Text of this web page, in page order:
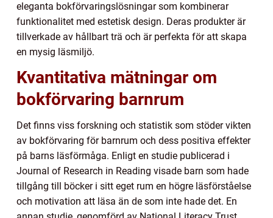
eleganta bokförvaringslösningar som kombinerar
funktionalitet med estetisk design. Deras produkter är
tillverkade av hållbart trä och är perfekta för att skapa
en mysig läsmiljö.
Kvantitativa mätningar om
bokförvaring barnrum
Det finns viss forskning och statistik som stöder vikten
av bokförvaring för barnrum och dess positiva effekter
på barns läsförmåga. Enligt en studie publicerad i
Journal of Research in Reading visade barn som hade
tillgång till böcker i sitt eget rum en högre läsförståelse
och motivation att läsa än de som inte hade det. En